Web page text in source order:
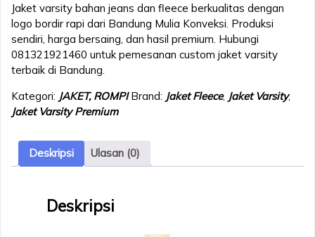
Jaket varsity bahan jeans dan fleece berkualitas dengan
logo bordir rapi dari Bandung Mulia Konveksi. Produksi
sendiri, harga bersaing, dan hasil premium. Hubungi
081321921460 untuk pemesanan custom jaket varsity
terbaik di Bandung.
Kategori: JAKET, ROMPI Brand: Jaket Fleece, Jaket Varsity,
Jaket Varsity Premium
Deskripsi Ulasan (0)
Deskripsi